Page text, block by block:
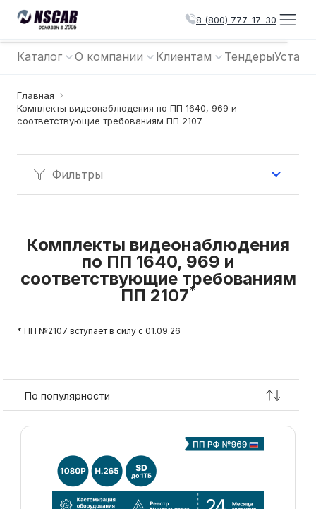
8 (800) 777-17-30
Каталог О компании Клиентам Тендеры
Главная
Комплекты видеонаблюдения по ПП 1640, 969 и
соответствующие требованиям ПП 2107
Комплекты видеонаблюдения
по ПП 1640, 969 и
соответствующие требованиям
ПП 2107*
* ПП №2107 вступает в силу с 01.09.26
Фильтры